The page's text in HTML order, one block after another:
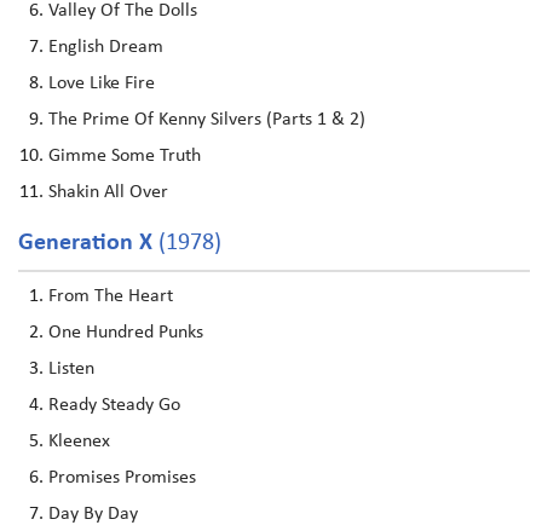
Valley Of The Dolls
English Dream
Love Like Fire
The Prime Of Kenny Silvers (Parts 1 & 2)
Gimme Some Truth
Shakin All Over
Generation X (1978)
From The Heart
One Hundred Punks
Listen
Ready Steady Go
Kleenex
Promises Promises
Day By Day